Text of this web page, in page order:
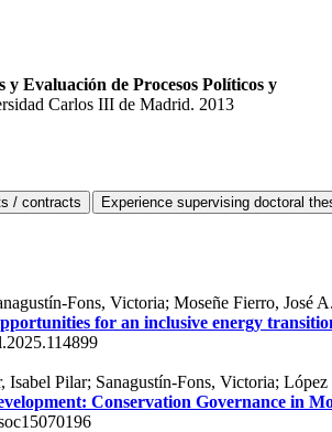
y Evaluación de Procesos Políticos y
Carlos III de Madrid. 2013
Fons, Victoria; Moseñe Fierro, José
for an inclusive energy
Isabel Pilar; Sanagustín-Fons, Victoria;
Conservation Governance in